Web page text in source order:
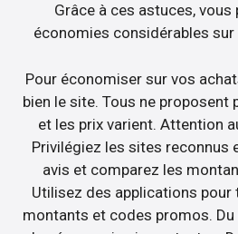
Grâce à ces astuces,
économies considérables
Pour économiser sur vos
bien le site. Tous ne
et les prix varient. Attention
Privilégiez les sites reconnus
avis et comparez les
Utilisez des applications pour
montants et codes promos.